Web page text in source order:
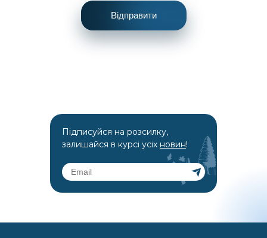
Підписуйся на розсилку,
залишайся в курсі усіх новин!